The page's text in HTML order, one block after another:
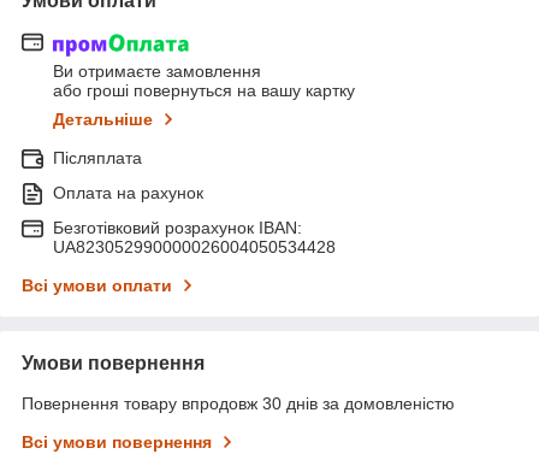
Ви отримаєте замовлення
або гроші повернуться на вашу картку
Детальніше
Післяплата
Оплата на рахунок
Безготівковий розрахунок IBAN:
UA823052990000026004050534428
Всі умови оплати
Умови повернення
Повернення товару впродовж 30 днів за домовленістю
Всі умови повернення